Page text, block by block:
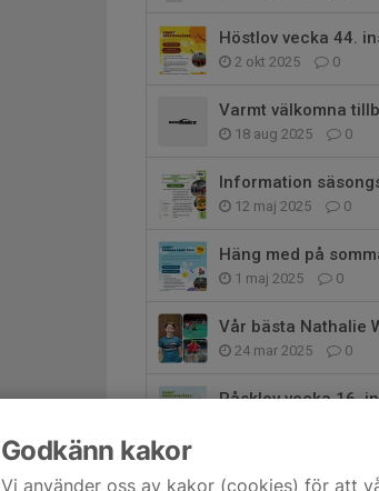
Höstlov vecka 44.
2 okt 2025 0
Varmt välkomna
18 aug 2025 0
Information
12 maj 2025 0
Häng med på
1 maj 2025 0
Vår bästa Nathalie
24 mar 2025 0
Påsklov vecka 16,
Medaljregn över
Godkänn kakor
Vi använder oss av kakor (cookies) för att